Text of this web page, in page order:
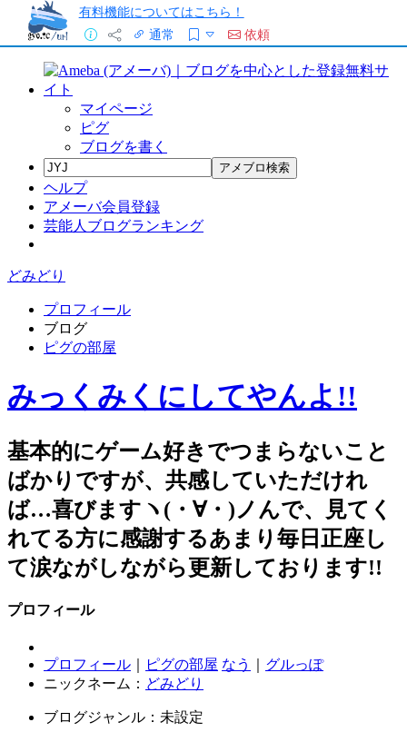
有料機能についてはこちら！
通常
依頼